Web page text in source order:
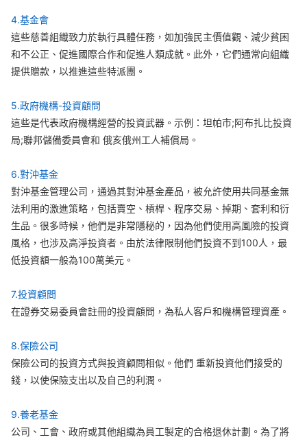
4.基金會
這些慈善組織致力於執行具體任務，如加強民主價值觀、減少貧困
和不公正、促進國際合作和促進人類成就。此外，它們通常向組織
提供贈款，以推進這些特派團。
5.政府機構-投資顧問
這些是代表政府機構經營的投資武器。示例：坦帕市;阿布扎比投資
局;聯邦儲備委員會和 俄亥俄州工人補償局。
6.對沖基金
對沖基金管理公司，通過其對沖基金產品，被允許使用共同基金無
法利用的激進策略，包括賣空、槓桿、程序交易、掉期、套利和衍
生品。很多時候，他們是非常隱秘的，因為他們使用高風險的投資
風格，也涉及高淨投資者。由於法律限制他們投資不到100人，最
低投資額一般為100萬美元。
7.投資顧問
在證券交易委員會註冊的投資顧問，為私人客戶和機構管理資產。
8.保險公司
保險公司的投資方式與投資顧問相似。他們 重新投資他們接受的
錢，以使保險支出以及自己的利潤。
9.養老基金
公司、工會、政府或其他組織為員工製定的合格退休計劃。為了將